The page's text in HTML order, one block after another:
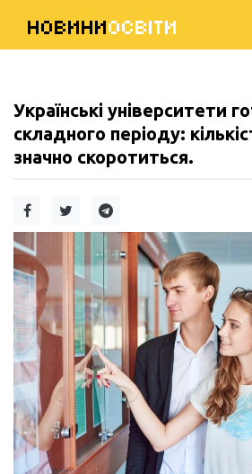
НОВИНИОСВІТИ
Українські університети
складного періоду:
значно скоротиться.